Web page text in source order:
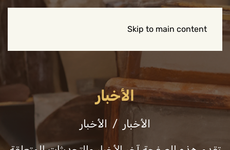
Skip to main content
الأخبار
الأخبار الأخبار